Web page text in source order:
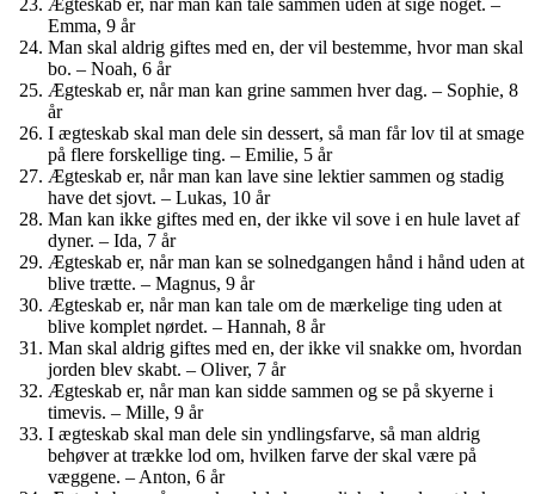
Emma, 9 år
Man skal aldrig giftes med en, der vil bestemme, hvor man skal
bo. – Noah, 6 år
Ægteskab er, når man kan grine sammen hver dag. – Sophie, 8
år
I ægteskab skal man dele sin dessert, så man får lov til at smage
på flere forskellige ting. – Emilie, 5 år
Ægteskab er, når man kan lave sine lektier sammen og stadig
have det sjovt. – Lukas, 10 år
Man kan ikke giftes med en, der ikke vil sove i en hule lavet af
dyner. – Ida, 7 år
Ægteskab er, når man kan se solnedgangen hånd i hånd uden at
blive trætte. – Magnus, 9 år
Ægteskab er, når man kan tale om de mærkelige ting uden at
blive komplet nørdet. – Hannah, 8 år
Man skal aldrig giftes med en, der ikke vil snakke om, hvordan
jorden blev skabt. – Oliver, 7 år
Ægteskab er, når man kan sidde sammen og se på skyerne i
timevis. – Mille, 9 år
I ægteskab skal man dele sin yndlingsfarve, så man aldrig
behøver at trække lod om, hvilken farve der skal være på
væggene. – Anton, 6 år